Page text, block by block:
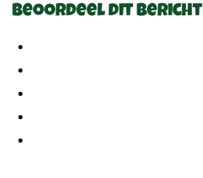
Beoordeel dit bericht